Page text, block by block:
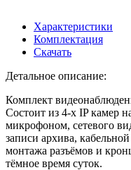
Характеристики
Комплектация
Скачать
Детальное описание:
Комплект
Состоит из 4-х IP камер
микрофоном, сетевого
записи архива,
монтажа разъёмов и
тёмное время суток.